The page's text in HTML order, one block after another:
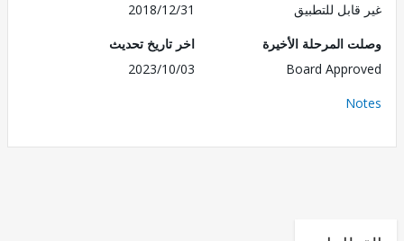
للتطبيق
2018/12/31
المرحلة الأخيرة
Board
اخر تاريخ تحديث
2023/10/03